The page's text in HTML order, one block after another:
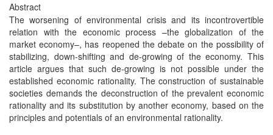
Abstract
The worsening of environmental crisis and its incontrovertible
relation with the economic process –the globalization of the
market economy–, has reopened the debate on the possibility of
stabilizing, down-shifting and de-growing of the economy. This
article argues that such de-growing is not possible under the
established economic rationality. The construction of sustainable
societies demands the deconstruction of the prevalent economic
rationality and its substitution by another economy, based on the
principles and potentials of an environmental rationality.